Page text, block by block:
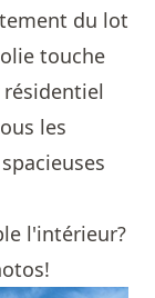
du lot
touche
les
l'intérieur?